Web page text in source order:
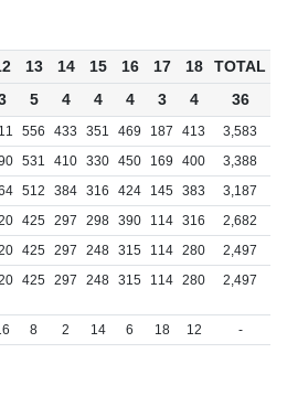
13 14 15 16 17 18
TOTAL
5 4 4 4 3 4 36
556 433 351 469 187 413
3,583
531 410 330 450 169 400
3,388
512 384 316 424 145 383
3,187
425 297 298 390 114 316
2,682
425 297 248 315 114 280
2,497
425 297 248 315 114 280 2,497
8 2 14 6 18 12 -